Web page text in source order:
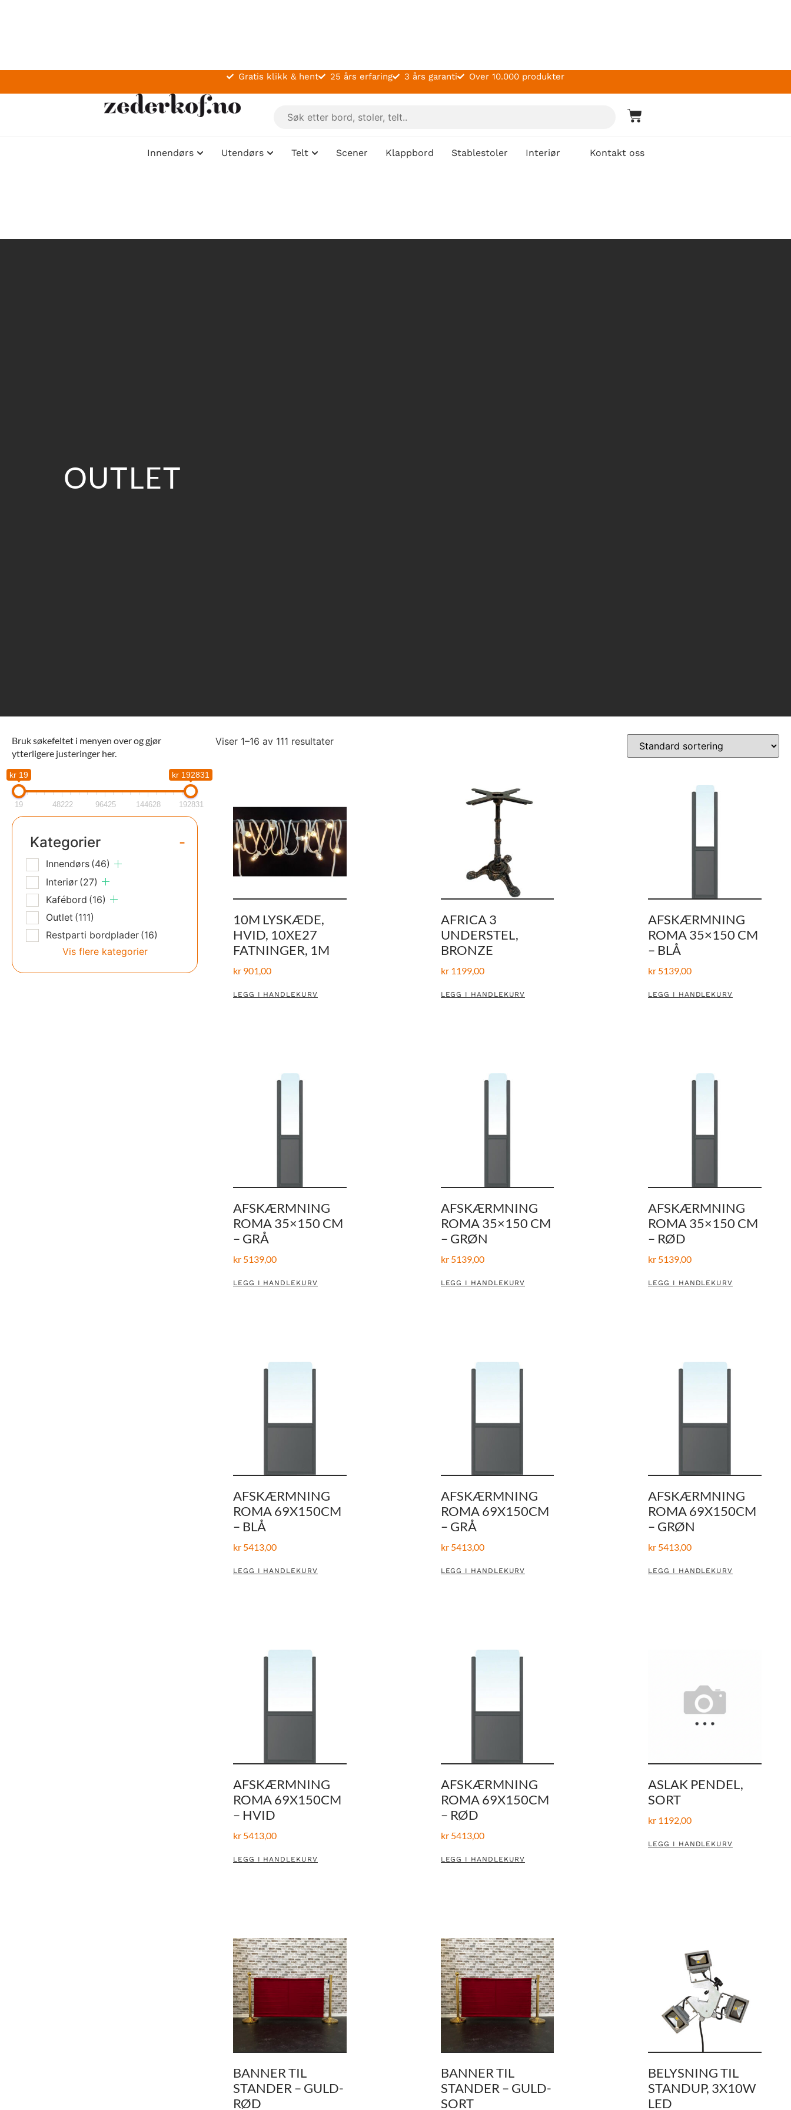
Gratis klikk & hent 25 års erfaring 3 års garanti Over 10.000 produkter
Innendørs Utendørs Telt Scener Klappbord Stablestoler Interiør Kontakt oss
OUTLET
Bruk søkefeltet i menyen over og gjør
ytterligere justeringer her.
kr 19 kr 192831
19 48222 96425 144628 192831
Kategorier -
Innendørs (46)
Interiør (27)
Kafébord (16)
Outlet (111)
Restparti bordplader (16)
Vis flere kategorier
Viser 1–16 av 111 resultater
10M LYSKÆDE,
HVID, 10XE27
FATNINGER, 1M
kr 901,00
LEGG I HANDLEKURV
AFRICA 3
UNDERSTEL,
BRONZE
kr1199,00
LEGG I HANDLEKURV
AFSKÆRMNING
ROMA 35×150 CM
– BLÅ
kr 5139,00
LEGG I HANDLEKURV
AFSKÆRMNING
ROMA 35×150 CM
– GRÅ
kr 5139,00
LEGG I HANDLEKURV
AFSKÆRMNING
ROMA 35×150 CM
– GRØN
kr5139,00
LEGG I HANDLEKURV
AFSKÆRMNING
ROMA 35×150 CM
– RØD
kr 5139,00
LEGG I HANDLEKURV
AFSKÆRMNING
ROMA 69X150CM
– BLÅ
kr 5413,00
LEGG I HANDLEKURV
AFSKÆRMNING
ROMA 69X150CM
– GRÅ
kr5413,00
LEGG I HANDLEKURV
AFSKÆRMNING
ROMA 69X150CM
– GRØN
kr 5413,00
LEGG I HANDLEKURV
AFSKÆRMNING
ROMA 69X150CM
– HVID
kr 5413,00
LEGG I HANDLEKURV
AFSKÆRMNING
ROMA 69X150CM
– RØD
kr5413,00
LEGG I HANDLEKURV
ASLAK PENDEL,
SORT
kr 1192,00
LEGG I HANDLEKURV
BANNER TIL
STANDER – GULD-
RØD
BANNER TIL
STANDER – GULD-
SORT
BELYSNING TIL
STANDUP, 3X10W
LED